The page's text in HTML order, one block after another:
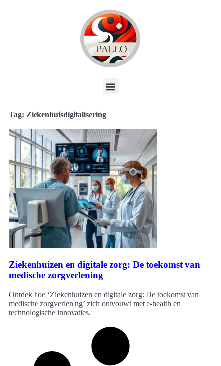
Tag: Ziekenhuisdigitalisering
Ziekenhuizen en digitale zorg: De toekomst van
medische zorgverlening
Ontdek hoe ‘Ziekenhuizen en digitale zorg: De toekomst van
medische zorgverlening’ zich ontvouwt met e-health en
technologische innovaties.